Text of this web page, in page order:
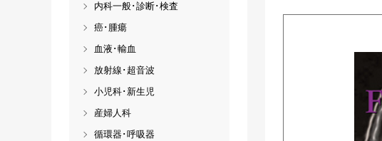
内科一般･診断･検査
癌･腫瘍
血液･輸血
放射線･超音波
小児科･新生児
産婦人科
循環器･呼吸器